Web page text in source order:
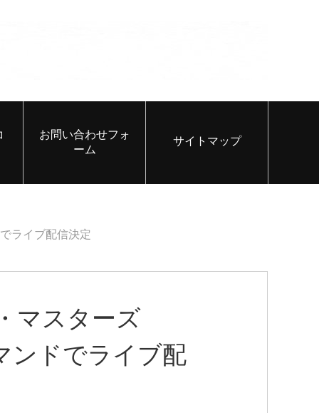
お問い合わせフォ
ーム
サイトマップ
ライブ配信決定
マスターズ
ンドでライブ配